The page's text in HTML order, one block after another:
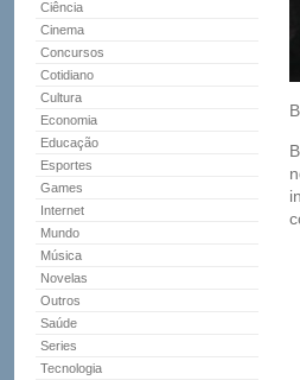
Ciência
Cinema
Concursos
Cotidiano
Cultura
Economia
Educação
Esportes
Games
Internet
Mundo
Música
Novelas
Outros
Saúde
Series
Tecnologia